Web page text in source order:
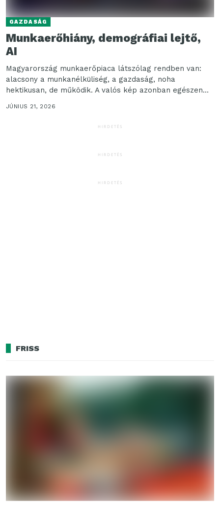
GAZDASÁG
Munkaerőhiány, demográfiai lejtő,
AI
Magyarország munkaerőpiaca látszólag rendben van:
alacsony a munkanélküliség, a gazdaság, noha
hektikusan, de működik. A valós kép azonban egészen
más: a felszín alatt...
JÚNIUS 21, 2026
HIRDETÉS
HIRDETÉS
HIRDETÉS
FRISS